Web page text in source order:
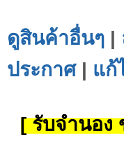
ดูสินค้าอื่นๆ |
ประกาศ| แก้
[ รับจำนอง